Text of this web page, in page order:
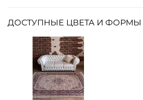
ДОСТУПНЫЕ ЦВЕТА И ФОРМЫ